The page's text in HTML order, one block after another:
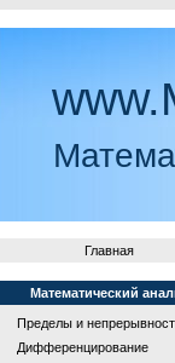
Главная
Математический
Пределы и
Дифференцирование